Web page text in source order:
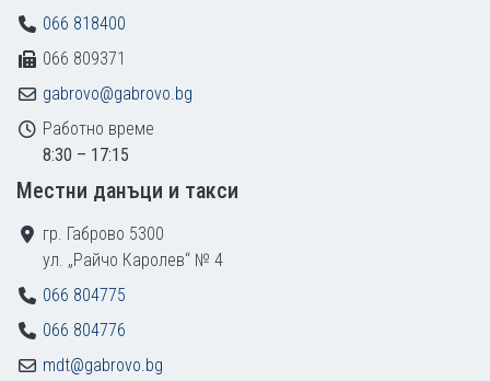
066 818400
066 809371
gabrovo@gabrovo.bg
Работно време
8:30 – 17:15
Местни данъци и такси
гр. Габрово 5300
ул. „Райчо Каролев“ № 4
066 804775
066 804776
mdt@gabrovo.bg